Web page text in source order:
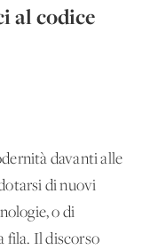
al codice
davanti alle
di nuovi
o di
fila. Il discorso